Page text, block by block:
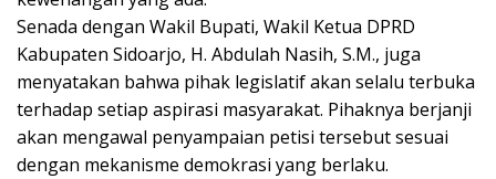
Senada dengan Wakil Bupati, Wakil Ketua DPRD
Kabupaten Sidoarjo, H. Abdulah Nasih, S.M., juga
menyatakan bahwa pihak legislatif akan selalu terbuka
terhadap setiap aspirasi masyarakat. Pihaknya berjanji
akan mengawal penyampaian petisi tersebut sesuai
dengan mekanisme demokrasi yang berlaku.